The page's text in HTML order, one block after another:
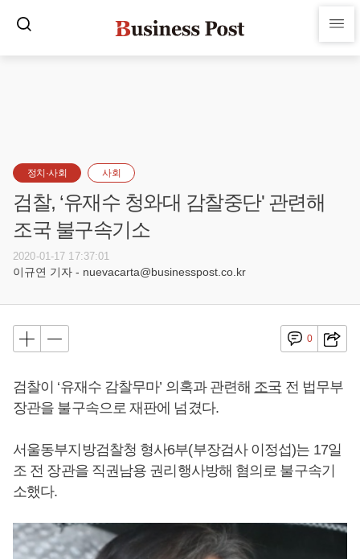
정치·사회 사회
검찰, ‘유재수 청와대 감찰중단' 관련해
조국 불구속기소
2020-01-17 17:37:01
이규연 기자 - nuevacarta@businesspost.co.kr
0
검찰이 ‘유재수 감찰무마’ 의혹과 관련해 조국 전 법무부
장관을 불구속으로 재판에 넘겼다.
서울동부지방검찰청 형사6부(부장검사 이정섭)는 17일
조 전 장관을 직권남용 권리행사방해 혐의로 불구속기
소했다.